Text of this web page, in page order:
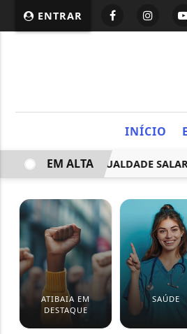
ENTRAR
INÍCIO
SOBRE IGUALDADE SALARIAL
EM ALTA
ATIBAIA EM
DESTAQUE
SAÚDE